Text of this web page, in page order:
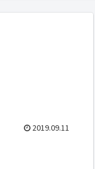
2019.09.11